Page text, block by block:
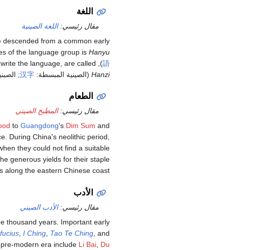
اللغة
مقال رئيسي:اللغة الصينية
descended from a common early
of the language group is Hanyu
語
), literally the "Han language". Similarly,
write the language, are called
Hanzi (الصينية المبسطة: 汉字
;
الطعام
مقال رئيسي:المطبخ الصيني
to Guangdong's Dim Sum and
During China's neolithic period,
they could not find a suitable
generous yields for their staple
along the eastern Chinese coast.
الأدب
مقال رئيسي:الأدب الصيني
thousand years. Important early
, I Ching, Tao Te Ching, and
modern era include Li Bai, Du